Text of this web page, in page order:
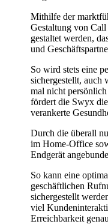
Mithilfe der
Gestaltung von
gestaltet werden,
und
So wird stets eine
sichergestellt, auch
mal nicht
fördert die Swyx
verankerte
Durch die überall
im Home-Office
Endgerät
So kann eine
geschäftlichen
sichergestellt
viel
Erreichbarkeit